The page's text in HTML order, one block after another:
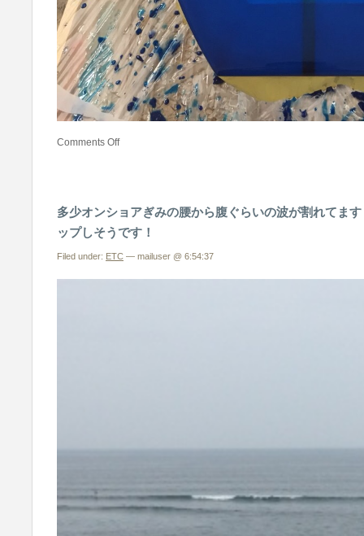
Comments Off
多少オンショアぎみの腰から腹ぐらいの波が割れてま
ップしそうです！
Filed under: ETC — mailuser @ 6:54:37